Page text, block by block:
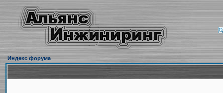
Индекс форума